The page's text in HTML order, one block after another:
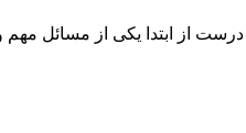
از ابتدا یکی از مسائل مهم